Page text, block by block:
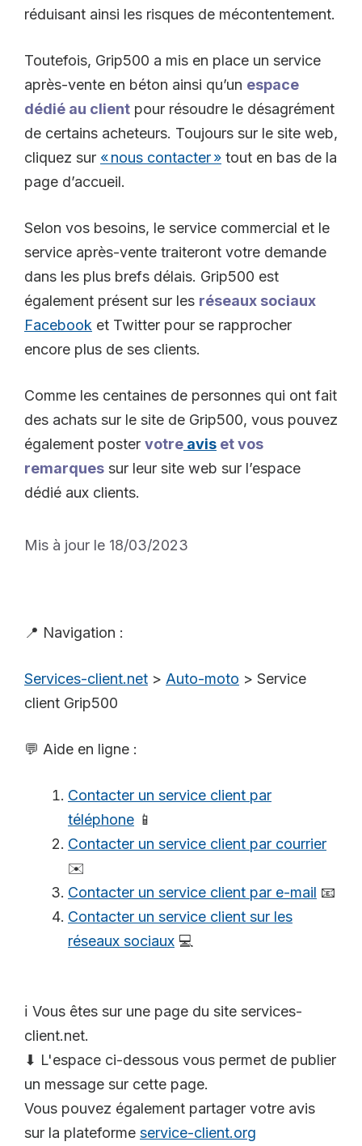
réduisant ainsi les risques de mécontentement.
Toutefois, Grip500 a mis en place un service
après-vente en béton ainsi qu’un espace
dédié au client pour résoudre le désagrément
de certains acheteurs. Toujours sur le site web,
cliquez sur « nous contacter » tout en bas de la
page d’accueil.
Selon vos besoins, le service commercial et le
service après-vente traiteront votre demande
dans les plus brefs délais. Grip500 est
également présent sur les réseaux sociaux
Facebook et Twitter pour se rapprocher
encore plus de ses clients.
Comme les centaines de personnes qui ont fait
des achats sur le site de Grip500, vous pouvez
également poster votre avis et vos
remarques sur leur site web sur l’espace
dédié aux clients.
Mis à jour le 18/03/2023
📍 Navigation :
Services-client.net > Auto-moto > Service
client Grip500
💬 Aide en ligne :
Contacter un service client par
téléphone 📱
Contacter un service client par courrier
✉️
Contacter un service client par e-mail 📧
Contacter un service client sur les
réseaux sociaux 💻
ℹ️ Vous êtes sur une page du site services-
client.net.
⬇ L'espace ci-dessous vous permet de publier
un message sur cette page.
Vous pouvez également partager votre avis
sur la plateforme service-client.org